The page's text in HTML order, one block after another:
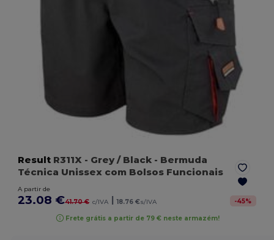
Result R311X - Grey / Black - Bermuda
Técnica Unissex com Bolsos Funcionais
A partir de
23.08 €41.70 € c/IVA | 18.76 €s/IVA -45%
Frete grátis a partir de 79 € neste armazém!